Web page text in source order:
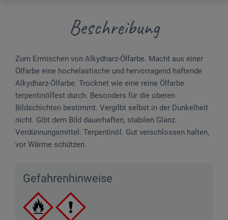
Beschreibung
Zum Ermischen von Alkydharz-Ölfarbe. Macht aus einer
Ölfarbe eine hochelastische und hervorragend haftende
Alkydharz-Ölfarbe. Trocknet wie eine reine Ölfarbe
terpentinölfest durch. Besonders für die oberen
Bildschichten bestimmt. Vergilbt selbst in der Dunkelheit
nicht. Gibt dem Bild dauerhaften, stabilen Glanz.
Verdünnungsmittel: Terpentinöl. Gut verschlossen halten,
vor Wärme schützen.
Gefahrenhinweise